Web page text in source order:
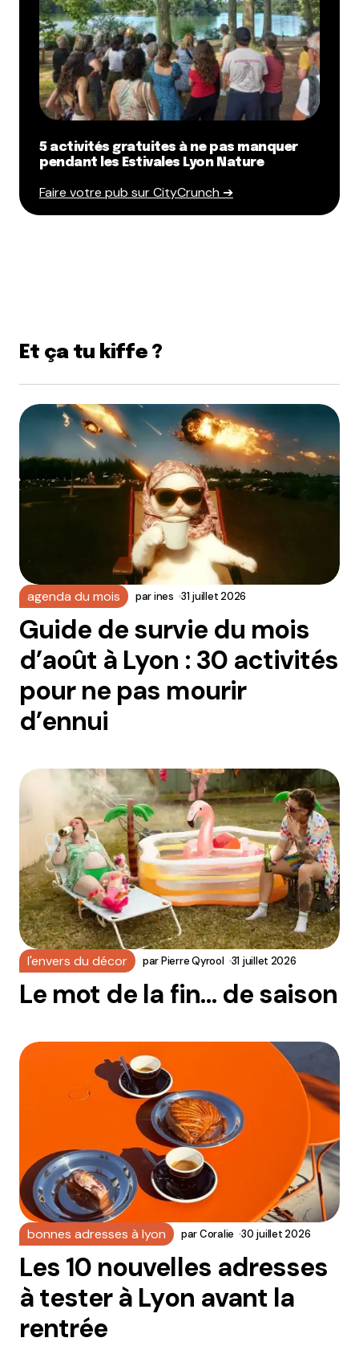
5 activités gratuites à ne pas manquer
pendant les Estivales Lyon Nature
Faire votre pub sur CityCrunch ➔
Et ça tu kiffe ?
agenda du mois parines 31 juillet 2026
Guide de survie du mois
d’août à Lyon : 30 activités
pour ne pas mourir
d’ennui
l'envers du décor parPierre Qyrool 31 juillet 2026
Le mot de la fin… de saison
bonnes adresses à lyon parCoralie 30 juillet 2026
Les 10 nouvelles adresses
à tester à Lyon avant la
rentrée